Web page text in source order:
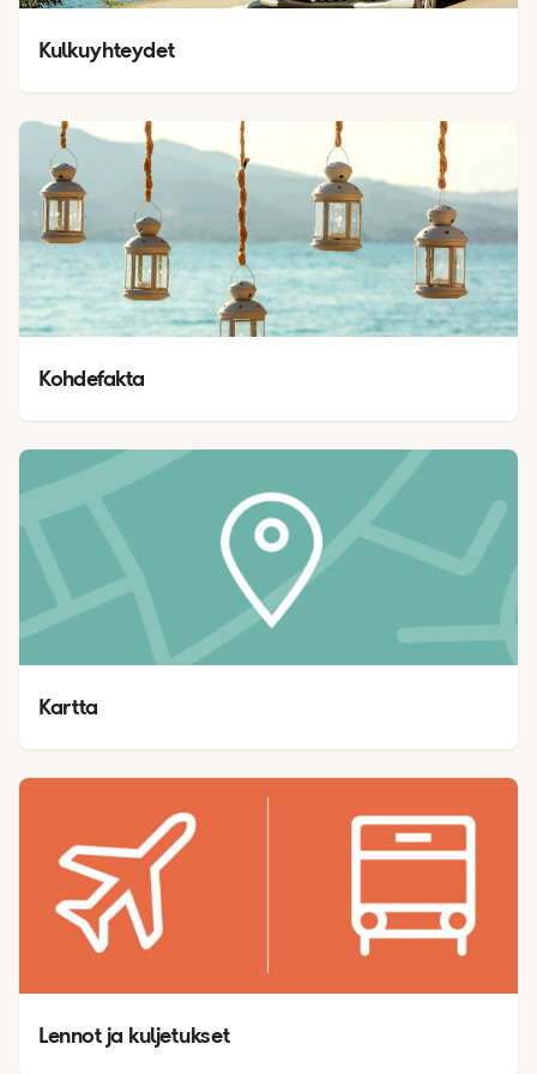
Kulkuyhteydet
Kohdefakta
Lennot ja kuljetukset